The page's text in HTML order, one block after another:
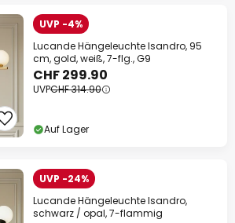
UVP -4%
Lucande Hängeleuchte Isandro, 95
cm, gold, weiß, 7-flg., G9
CHF 299.90
UVPCHF 314.90
Auf Lager
UVP -24%
Lucande Hängeleuchte Isandro,
schwarz / opal, 7-flammig